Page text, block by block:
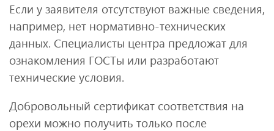
Если у заявителя отсутствуют важные сведения,
например, нет нормативно-технических
данных. Специалисты центра предложат для
ознакомления ГОСТы или разработают
технические условия.
Добровольный сертификат соответствия на
орехи можно получить только после